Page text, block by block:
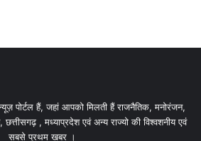
पोर्टल हैं, जहां आपको मिलती हैं राजनैतिक, मनोरंजन,
छत्तीसगढ़ , मध्याप्रदेश एवं अन्य राज्यो की विश्वशनीय एवं
सबसे प्रथम खबर ।